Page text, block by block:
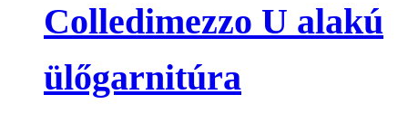
Colledimezzo U alakú
ülőgarnitúra